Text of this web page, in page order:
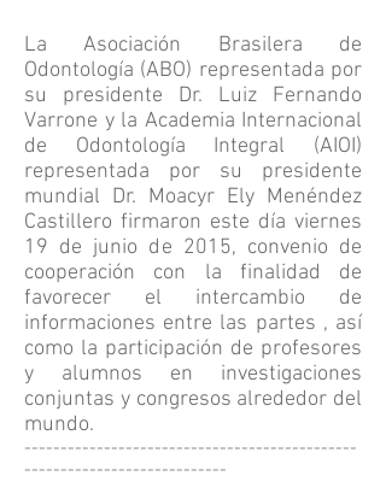
La Asociación Brasilera de
Odontología (ABO) representada por
su presidente Dr. Luiz Fernando
Varrone y la Academia Internacional
de Odontología Integral (AIOI)
representada por su presidente
mundial Dr. Moacyr Ely Menéndez
Castillero firmaron este día viernes
19 de junio de 2015, convenio de
cooperación con la finalidad de
favorecer el intercambio de
informaciones entre las partes , así
como la participación de profesores
y alumnos en investigaciones
conjuntas y congresos alrededor del
mundo.
----------------------------------------------
----------------------------